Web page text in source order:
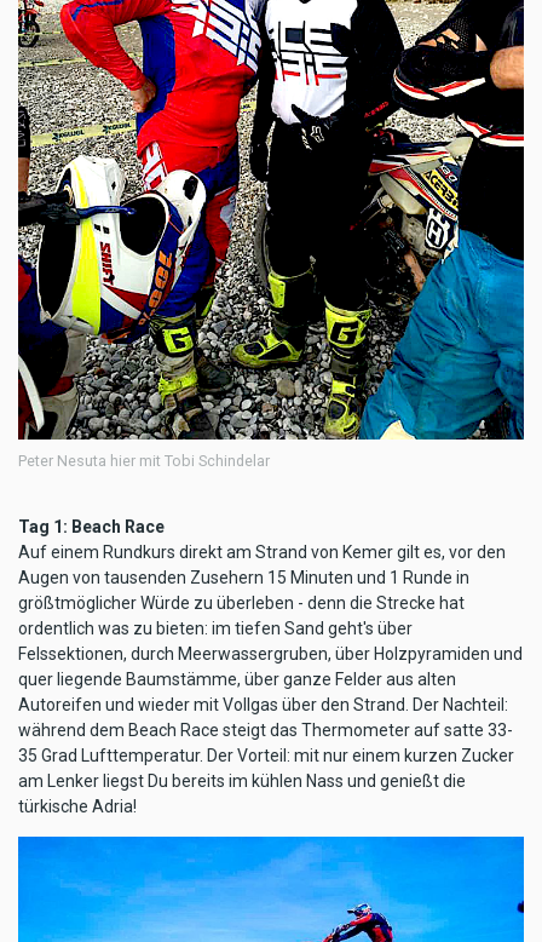
Peter Nesuta hier mit Tobi Schindelar
Tag 1: Beach Race
Auf einem Rundkurs direkt am Strand von Kemer gilt es, vor den
Augen von tausenden Zusehern 15 Minuten und 1 Runde in
größtmöglicher Würde zu überleben - denn die Strecke hat
ordentlich was zu bieten: im tiefen Sand geht's über
Felssektionen, durch Meerwassergruben, über Holzpyramiden und
quer liegende Baumstämme, über ganze Felder aus alten
Autoreifen und wieder mit Vollgas über den Strand. Der Nachteil:
während dem Beach Race steigt das Thermometer auf satte 33-
35 Grad Lufttemperatur. Der Vorteil: mit nur einem kurzen Zucker
am Lenker liegst Du bereits im kühlen Nass und genießt die
türkische Adria!